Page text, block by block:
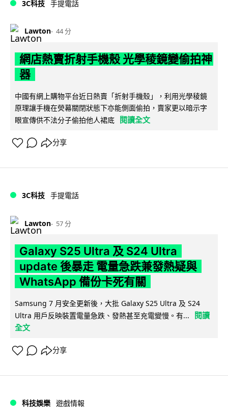
3C科技 手提電話
Lawton 44 分
網店熱賣折射手機殼 光學稜鏡變偷拍神
器
中國有網上購物平台近日熱賣「折射手機殼」，利用光學稜鏡
原理讓手機在熒幕關閉狀態下亦能側面偷拍，賣家更以暗示字
眼宣傳供不法分子偷拍他人裙底 閱讀全文
分享
3C科技 手提電話
Lawton 57 分
Galaxy S25 Ultra 及 S24 Ultra
update 後暴走 電量急跌兼發熱疑與
WhatsApp 備份卡死有關
Samsung 7 月安全更新後，大批 Galaxy S25 Ultra 及 S24
Ultra 用戶反映裝置電量急跌、發熱甚至充電變慢。有...
閱讀
全文
分享
科技娛樂 遊戲情報